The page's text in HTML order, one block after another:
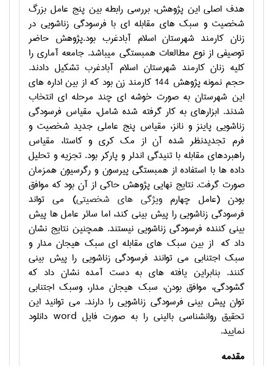
هدف اصلی این پژوهش، بررسی رابطه بین پنج عامل بزرگ
شخصیت و سبک های مقابله ای با فرسودگی زناشویی در
زنان کارمند شهرستان اسلام آبادغرب بود.پژوهش حاضر
توصیفی از نوع مطالعات همبستگی می‏باشد. جامعه آماری را
کلیه زنان کارمند شهرستان اسلام آبادغرب تشکیل دادند.
حجم نمونه پژوهش 144 کارمند زن بود که از بین اداره های
این شهرستان به صورت خوشه ای چند مرحله ای انتخاب
شدند. ابزارهای به کار گرفته شده شامل، مقیاس فرسودگی
زناشویی پاینز و نانز، مقیاس پنج عاملی جدید شخصیت و
فرم تجدیدنظر شده آن از مک کری و کاستا، مقیاس
راهبردهای مقابله با تنیدگی اندلر و پارکر بود. تجزیه و تحلیل
داده ها با استفاده از همبستگی پیرسون و رگرسیون همزمان
صورت گرفت. نتایج نهایی پژوهش حاکی از آن بود که موافق
بودن (عامل چهارم ویژگی های شخصیتی) می تواند
فرسودگی زناشویی را پیش بینی کند، اما سائر عامل ها پیش
بینی کننده فرسودگی زناشویی نیستند. همچنین نتایج نشان
داد که از بین سبک های مقابله ای سبک هیجان مدار و
سبک اجتنابی می توانند فرسودگی زناشویی را پیش بینی
کنند. بنابراین یافته های به دست آمده نشان داد که
گشودگی، موافق بودن، سبک هیجان مدار، وسبک اجتنابی
توان پیش بینی فرسودگی زناشویی را دارند. می توانید این
تحقیق روانشناسی بالینی را به صورت فایل word دانلود
نمایید.
مقدمه